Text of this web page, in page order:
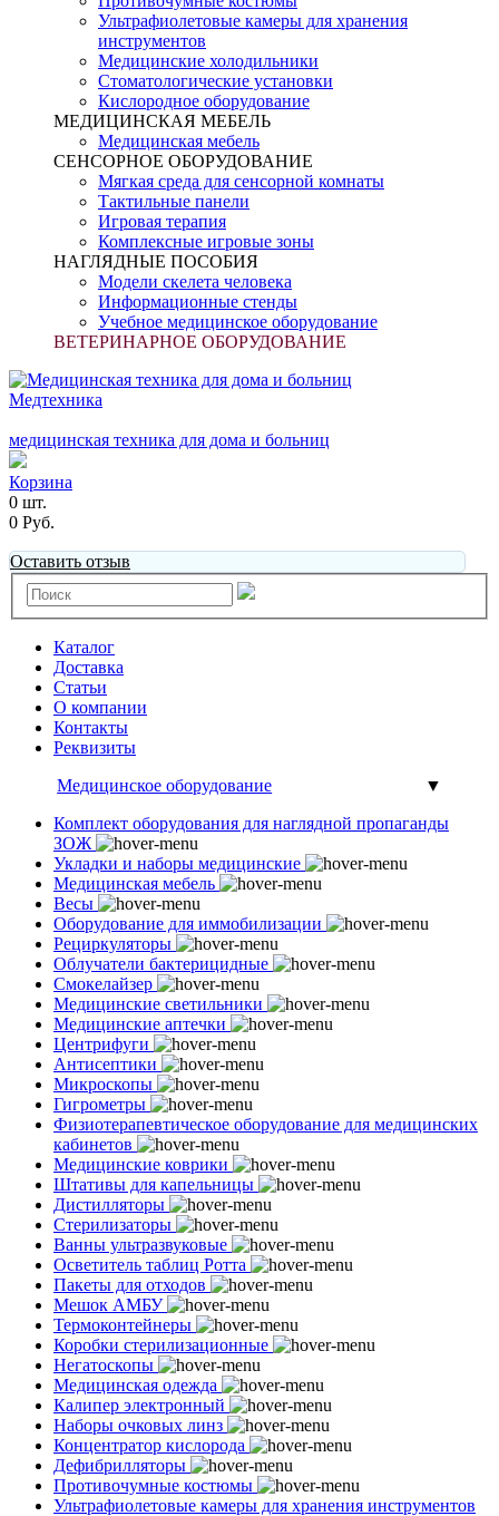
Ультрафиолетовые камеры для хранения
инструментов
Медицинские холодильники
Стоматологические установки
Кислородное оборудование
МЕДИЦИНСКАЯ МЕБЕЛЬ
Медицинская мебель
СЕНСОРНОЕ ОБОРУДОВАНИЕ
Мягкая среда для сенсорной комнаты
Тактильные панели
Игровая терапия
Комплексные игровые зоны
НАГЛЯДНЫЕ ПОСОБИЯ
Модели скелета человека
Информационные стенды
Учебное медицинское оборудование
ВЕТЕРИНАРНОЕ ОБОРУДОВАНИЕ
Медтехника
медицинская техника для дома и больниц
Корзина
0 шт.
0 Руб.
Оставить отзыв
Каталог
Доставка
Статьи
О компании
Контакты
Реквизиты
Медицинское оборудование
▼
Комплект оборудования для наглядной пропаганды
ЗОЖ
Укладки и наборы медицинские
Медицинская мебель
Весы
Оборудование для иммобилизации
Рециркуляторы
Облучатели бактерицидные
Смокелайзер
Медицинские светильники
Медицинские аптечки
Центрифуги
Антисептики
Микроскопы
Гигрометры
Физиотерапевтическое оборудование для медицинских
кабинетов
Медицинские коврики
Штативы для капельницы
Дистилляторы
Стерилизаторы
Ванны ультразвуковые
Осветитель таблиц Ротта
Пакеты для отходов
Мешок АМБУ
Термоконтейнеры
Коробки стерилизационные
Негатоскопы
Медицинская одежда
Калипер электронный
Наборы очковых линз
Концентратор кислорода
Дефибрилляторы
Противочумные костюмы
Ультрафиолетовые камеры для хранения инструментов